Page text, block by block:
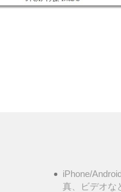
iPhone/
真、ビデオな